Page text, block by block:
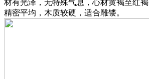
材有光泽，无特殊气息，心材黄褐至红
精密平均，木质较硬，适合雕镂。